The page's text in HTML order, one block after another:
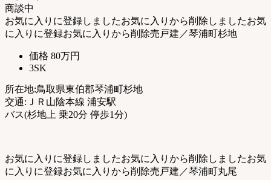
不
動
産
せ
く
だ
【公
式】
商談中
お気に入りに登録しましたお気に入りから削除しましたお気
に入りに登録お気に入りから削除売戸建／琴浦町杉地
価格 80万円
3SK
所在地:鳥取県東伯郡琴浦町杉地
交通:ＪＲ山陰本線 浦安駅
バス(杉地上 乗20分 停歩1分)
お気に入りに登録しましたお気に入りから削除しましたお気
に入りに登録お気に入りから削除売戸建／琴浦町丸尾